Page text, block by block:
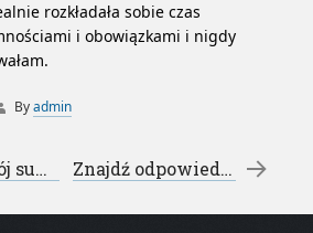
rozkładała sobie czas
i obowiązkami i nigdy
Byadmin
pozycjonowanie stron
trójmiasto Znajdź odpowiedni serwis pc – naprawa komputerów świdnik